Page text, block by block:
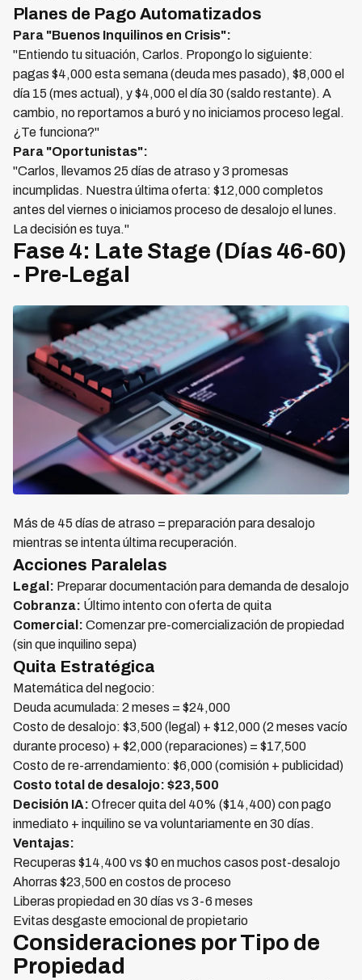
Planes de Pago Automatizados
Para "Buenos Inquilinos en Crisis":
"Entiendo tu situación, Carlos. Propongo lo siguiente:
pagas $4,000 esta semana (deuda mes pasado), $8,000 el
día 15 (mes actual), y $4,000 el día 30 (saldo restante). A
cambio, no reportamos a buró y no iniciamos proceso legal.
¿Te funciona?"
Para "Oportunistas":
"Carlos, llevamos 25 días de atraso y 3 promesas
incumplidas. Nuestra última oferta: $12,000 completos
antes del viernes o iniciamos proceso de desalojo el lunes.
La decisión es tuya."
Fase 4: Late Stage (Días 46-60)
- Pre-Legal
Más de 45 días de atraso = preparación para desalojo
mientras se intenta última recuperación.
Acciones Paralelas
Legal: Preparar documentación para demanda de desalojo
Cobranza: Último intento con oferta de quita
Comercial: Comenzar pre-comercialización de propiedad
(sin que inquilino sepa)
Quita Estratégica
Matemática del negocio:
Deuda acumulada: 2 meses = $24,000
Costo de desalojo: $3,500 (legal) + $12,000 (2 meses vacío
durante proceso) + $2,000 (reparaciones) = $17,500
Costo de re-arrendamiento: $6,000 (comisión + publicidad)
Costo total de desalojo: $23,500
Decisión IA: Ofrecer quita del 40% ($14,400) con pago
inmediato + inquilino se va voluntariamente en 30 días.
Ventajas:
Recuperas $14,400 vs $0 en muchos casos post-desalojo
Ahorras $23,500 en costos de proceso
Liberas propiedad en 30 días vs 3-6 meses
Evitas desgaste emocional de propietario
Consideraciones por Tipo de
Propiedad